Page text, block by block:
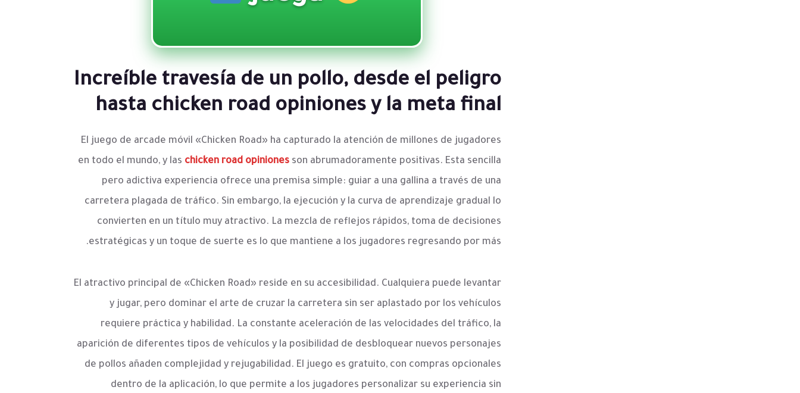
Increíble travesía de un pollo, desde el peligro
hasta chicken road opiniones y la meta final
El juego de arcade móvil «Chicken Road» ha capturado la atención de millones de jugadores
en todo el mundo, y las chicken road opiniones son abrumadoramente positivas. Esta sencilla
pero adictiva experiencia ofrece una premisa simple: guiar a una gallina a través de una
carretera plagada de tráfico. Sin embargo, la ejecución y la curva de aprendizaje gradual lo
convierten en un título muy atractivo. La mezcla de reflejos rápidos, toma de decisiones
estratégicas y un toque de suerte es lo que mantiene a los jugadores regresando por más.
El atractivo principal de «Chicken Road» reside en su accesibilidad. Cualquiera puede levantar
y jugar, pero dominar el arte de cruzar la carretera sin ser aplastado por los vehículos
requiere práctica y habilidad. La constante aceleración de las velocidades del tráfico, la
aparición de diferentes tipos de vehículos y la posibilidad de desbloquear nuevos personajes
de pollos añaden complejidad y rejugabilidad. El juego es gratuito, con compras opcionales
dentro de la aplicación, lo que permite a los jugadores personalizar su experiencia sin